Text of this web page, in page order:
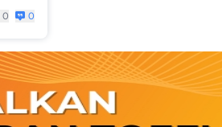
0 0